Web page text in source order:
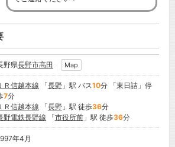
野県長野市高田 Map
Ｒ信越本線 「長野」駅 バス10分 「東日詰」停
7分
Ｒ信越本線 「長野」駅 徒歩36分
野電鉄長野線 「市役所前」駅 徒歩36分
年4月